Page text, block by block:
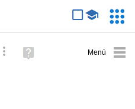
Búsqueda avanzada
Ayuda
(en